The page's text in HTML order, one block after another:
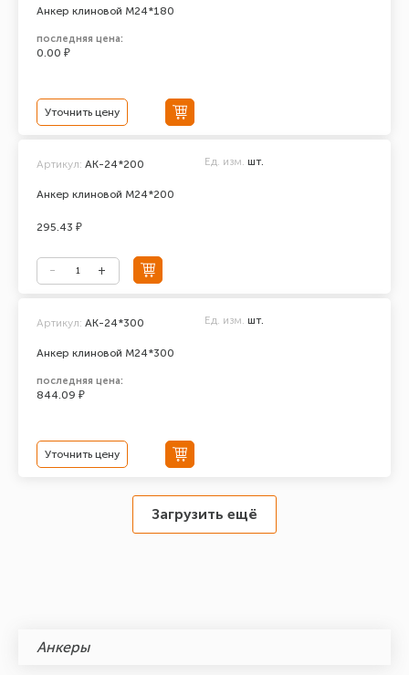
Анкер клиновой М24*180
последняя цена:
0.00 ₽
Уточнить цену
Анкер клиновой М24*200
Артикул: АК-24*200 Ед. изм. шт.
295.43 ₽
Анкер клиновой М24*300
Артикул: АК-24*300 Ед. изм. шт.
последняя цена:
844.09 ₽
Уточнить цену
Загрузить ещё
Анкеры